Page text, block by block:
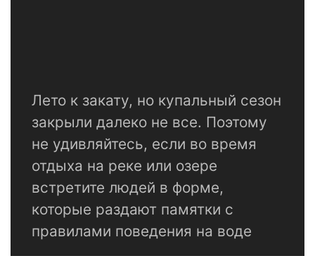
Лето к закату, но купальный сезон
закрыли далеко не все. Поэтому
не удивляйтесь, если во время
отдыха на реке или озере
встретите людей в форме,
которые раздают памятки с
правилами поведения на воде